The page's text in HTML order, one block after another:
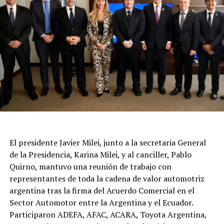
El presidente Javier Milei, junto a la secretaria General
de la Presidencia, Karina Milei, y al canciller, Pablo
Quirno, mantuvo una reunión de trabajo con
representantes de toda la cadena de valor automotriz
argentina tras la firma del Acuerdo Comercial en el
Sector Automotor entre la Argentina y el Ecuador.
Participaron ADEFA, AFAC, ACARA, Toyota Argentina,